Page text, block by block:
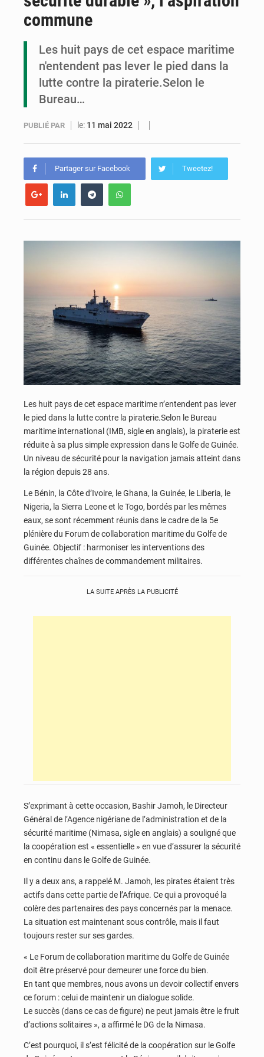
Congo : l’UDSN célèbre 393 nouveaux diplômés et mise sur l’excellence académique
commune
Les huit pays de cet espace maritime
n'entendent pas lever le pied dans la
lutte contre la piraterie.Selon le
Bureau…
PUBLIÉ PAR le: 11 mai 2022
Partager sur Facebook Tweetez!
Les huit pays de cet espace maritime n’entendent pas lever
le pied dans la lutte contre la piraterie.Selon le Bureau
maritime international (IMB, sigle en anglais), la piraterie est
réduite à sa plus simple expression dans le Golfe de Guinée.
Un niveau de sécurité pour la navigation jamais atteint dans
la région depuis 28 ans.
Le Bénin, la Côte d’Ivoire, le Ghana, la Guinée, le Liberia, le
Nigeria, la Sierra Leone et le Togo, bordés par les mêmes
eaux, se sont récemment réunis dans le cadre de la 5e
plénière du Forum de collaboration maritime du Golfe de
Guinée. Objectif : harmoniser les interventions des
différentes chaînes de commandement militaires.
LA SUITE APRÈS LA PUBLICITÉ
S’exprimant à cette occasion, Bashir Jamoh, le Directeur
Général de l’Agence nigériane de l’administration et de la
sécurité maritime (Nimasa, sigle en anglais) a souligné que
la coopération est « essentielle » en vue d’assurer la sécurité
en continu dans le Golfe de Guinée.
Il y a deux ans, a rappelé M. Jamoh, les pirates étaient très
actifs dans cette partie de l’Afrique. Ce qui a provoqué la
colère des partenaires des pays concernés par la menace.
La situation est maintenant sous contrôle, mais il faut
toujours rester sur ses gardes.
« Le Forum de collaboration maritime du Golfe de Guinée
doit être préservé pour demeurer une force du bien.
En tant que membres, nous avons un devoir collectif envers
ce forum : celui de maintenir un dialogue solide.
Le succès (dans ce cas de figure) ne peut jamais être le fruit
d’actions solitaires », a affirmé le DG de la Nimasa.
C’est pourquoi, il s’est félicité de la coopération sur le Golfe